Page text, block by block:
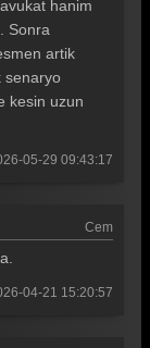
hanim
Sonra
artik
senaryo
kesin uzun
05-29 09:43:17
Cem
04-21 15:20:57